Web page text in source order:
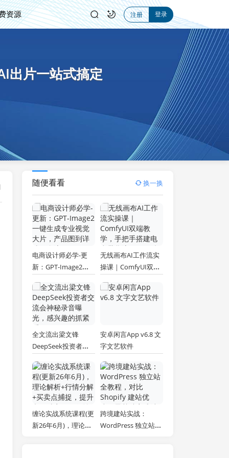
资源 注册 登录
出片一站式搞定
随便看看 换一换
电商设计师必学-更
新：GPT-Image2一
片，产品图到详情页
全流程
无线画布AI工作流实
操课｜ComfyUI双端
商带货流程，一键批
量产出图文短视频素
全文流出梁文锋
DeepSeek投资者交
感兴趣的抓紧看
安卓闲言App v6.8 文
字文艺软件
缠论实战系统课程(更
新26年6月)，理论解
跨境建站实战：
WordPress 独立站全